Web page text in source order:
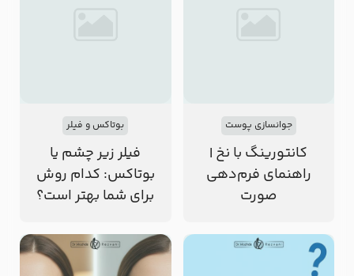
جوانسازی پوست
کانتورینگ با نخ |
راهنمای فرم‌دهی
صورت
بوتاکس و فیلر
فیلر زیر چشم یا
بوتاکس: کدام روش
برای شما بهتر است؟